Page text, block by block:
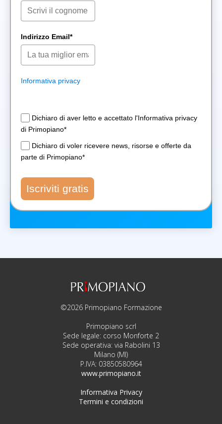
Indirizzo Email*
Informativa privacy
Dichiaro di aver letto e accettato l'Informativa privacy
di Primopiano*
Dichiaro di voler ricevere news, risorse e offerte da
parte di Primopiano*
Iscriviti gratis
©2026 Primopiano Formazione
Primopiano scrl
Sede legale: corso Monforte 2
Sede operativa: via Rabolini 13
Milano (MI)
P.IVA: 03850580964
www.primopiano.it
Informativa Privacy
Termini e condizioni